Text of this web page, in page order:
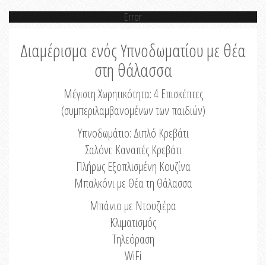
Error
Διαμέρισμα ενός Υπνοδωματίου με θέα
στη θάλασσα
Μέγιστη Χωρητικότητα: 4 Eπισκέπτες
(συμπεριλαμβανομένων των παιδιών)
Υπνοδωμάτιο: Διπλό Κρεβάτι
Σαλόνι: Καναπές Κρεβάτι
Πλήρως Εξοπλισμένη Κουζίνα
Μπαλκόνι με Θέα τη Θάλασσα
Μπάνιο με Ντουζιέρα
Κλιματισμός
Τηλεόραση
WiFi